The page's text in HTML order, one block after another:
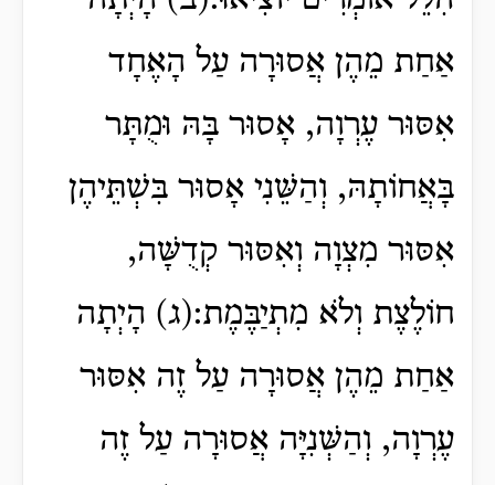
אַחַת מֵהֶן אֲסוּרָה עַל הָאֶחָד
אִסּוּר עֶרְוָה, אָסוּר בָּהּ וּמֻתָּר
בָּאֲחוֹתָהּ, וְהַשֵּׁנִי אָסוּר בִּשְׁתֵּיהֶן
אִסּוּר מִצְוָה וְאִסּוּר קְדֻשָּׁה,
חוֹלֶצֶת וְלֹא מִתְיַבֶּמֶת:(ג) הָיְתָה
אַחַת מֵהֶן אֲסוּרָה עַל זֶה אִסּוּר
עֶרְוָה, וְהַשְּׁנִיָּה אֲסוּרָה עַל זֶה